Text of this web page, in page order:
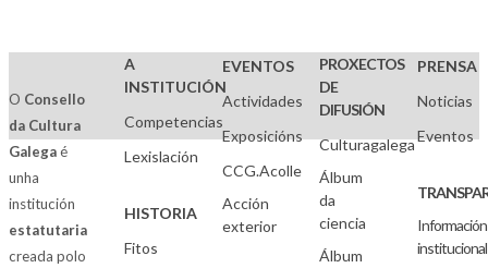
O Consello
da Cultura
Galegaé
unha
institución
estatutaria
creada polo
A
INSTITUCIÓN
Competencias
Lexislación
HISTORIA
Fitos
EVENTOS
Actividades
Exposicións
CCG.Acolle
Acción
exterior
PROXECTOS
DE
DIFUSIÓN
Culturagalega
Álbum
da
ciencia
Álbum
PRENSA
Noticias
Eventos
Información
institucional